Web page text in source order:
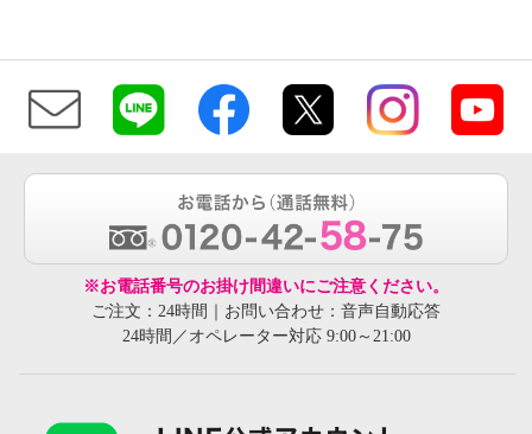
※お電話番号のお掛け間違いにご注意ください。
ご注文：24時間｜お問い合わせ：音声自動応答
24時間／オペレーター対応 9:00～21:00